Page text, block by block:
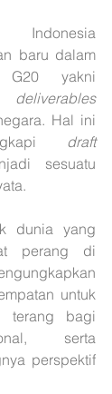
baru dalam
G20 yakni
deliverables
Hal ini
draft
sesuatu
dunia yang
perang di
untuk
terang bagi
serta
perspektif